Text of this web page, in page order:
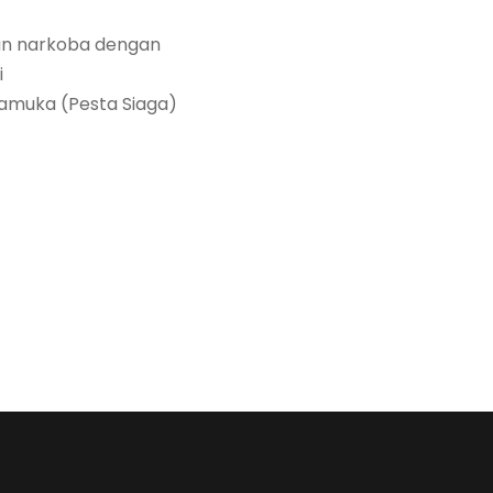
narkoba dengan
(Pesta Siaga)